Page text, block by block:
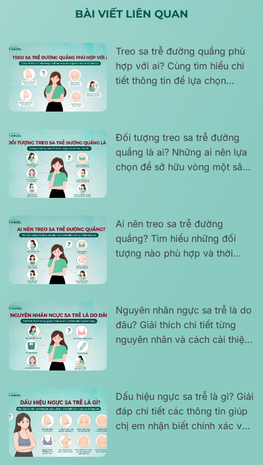
BÀI VIẾT LIÊN QUAN
Treo sa trễ đường quầng phù
hợp với ai? Cùng tìm hiểu chi
tiết thông tin để lựa chọn
Đối tượng treo sa trễ đường
quầng là ai? Những ai nên lựa
chọn để sở hữu vòng một săn
Ai nên treo sa trễ đường
quầng? Tìm hiểu những đối
tượng nào phù hợp và thời
Nguyên nhân ngực sa trễ là do
đâu? Giải thích chi tiết từng
nguyên nhân và cách cải thiện
Dấu hiệu ngực sa trễ là gì? Giải
đáp chi tiết các thông tin giúp
chị em nhận biết chính xác và